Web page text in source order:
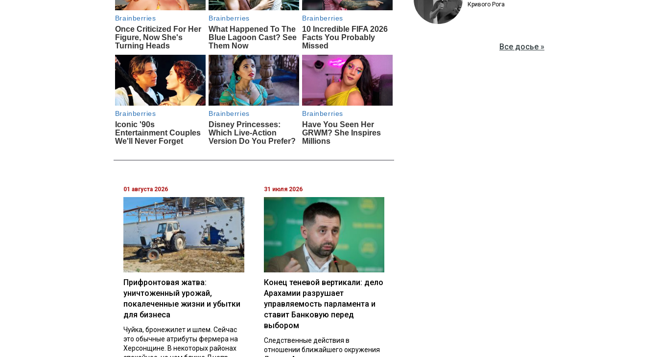
01 августа 2026
Прифронтовая жатва:
уничтоженный урожай,
покалеченные жизни и убытки
для бизнеса
Чуйка, бронежилет и шлем. Сейчас
это обычные атрибуты фермера на
Херсонщине. В некоторых районах
31 июля 2026
Конец теневой вертикали: дело
Арахамии разрушает
управляемость парламента и
ставит Банковую перед
выбором
Следственные действия в
отношении ближайшего окружения
Кривого Рога
Все досье »